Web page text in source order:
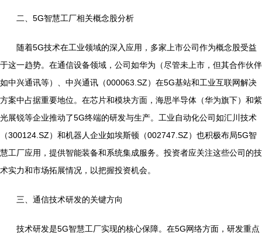
二、5G智慧工厂相关概念股分析
随着5G技术在工业领域的深入应用，多家上市公司作为概念股受益
于这一趋势。在通信设备领域，公司如华为（尽管未上市，但其合作伙伴
如中兴通讯等）、中兴通讯（000063.SZ）在5G基站和工业互联网解决
方案中占据重要地位。在芯片和模块方面，海思半导体（华为旗下）和紫
光展锐等企业推动了5G终端的研发与生产。工业自动化公司如汇川技术
（300124.SZ）和机器人企业如埃斯顿（002747.SZ）也积极布局5G智
慧工厂应用，提供智能装备和系统集成服务。投资者应关注这些公司的技
术实力和市场拓展情况，以把握投资机会。
三、通信技术研发的关键方向
技术研发是5G智慧工厂实现的核心保障。在5G网络方面，研发重点